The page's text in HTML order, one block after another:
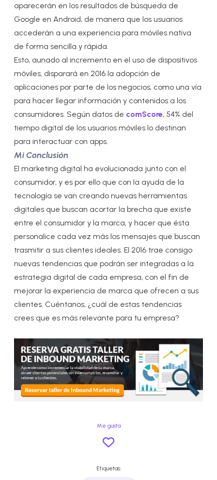
aparecerán en los resultados de búsqueda de
Google en Android, de manera que los usuarios
accederán a una experiencia para móviles nativa
de forma sencilla y rápida.
Esto, aunado al incremento en el uso de dispositivos
móviles, disparará en 2016 la adopción de
aplicaciones por parte de los negocios, como una vía
para hacer llegar información y contenidos a los
consumidores. Según datos de comScore, 54% del
tiempo digital de los usuarios móviles lo destinan
para interactuar con apps.
Mi Conclusión
El marketing digital ha evolucionada junto con el
consumidor, y es por ello que con la ayuda de la
tecnología se van creando nuevas herramientas
digitales que buscan acortar la brecha que existe
entre el consumidor y la marca, y hacer que ésta
personalice cada vez más los mensajes que buscan
trasmitir a sus clientes ideales. El 2016 trae consigo
nuevas tendencias que podrán ser integradas a la
estrategia digital de cada empresa, con el fin de
mejorar la experiencia de marca que ofrecen a sus
clientes. Cuéntanos, ¿cuál de estas tendencias
crees que es más relevante para tu empresa?
Me gusta
Etiquetas: